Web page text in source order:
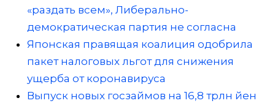
«раздать всем», Либерально-
демократическая партия не согласна
Японская правящая коалиция одобрила
пакет налоговых льгот для снижения
ущерба от коронавируса
Выпуск новых госзаймов на 16,8 трлн йен